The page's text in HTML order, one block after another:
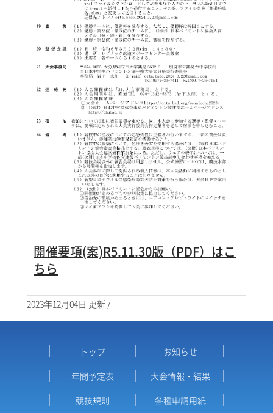
開催要項(案)R5.11.30版（PDF）はこ
ちら
2023年12月04日 更新 /
トップ
お知らせ
年間予定表
大会情報・結果
競技規則
各種申請用紙